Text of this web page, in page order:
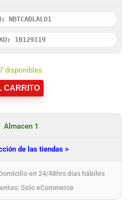
NBTCABLALO1
10129119
disponibles
CARRITO
Almacen 1
de las tiendas >
en 24/48hrs días hábiles
Solo eCommerce